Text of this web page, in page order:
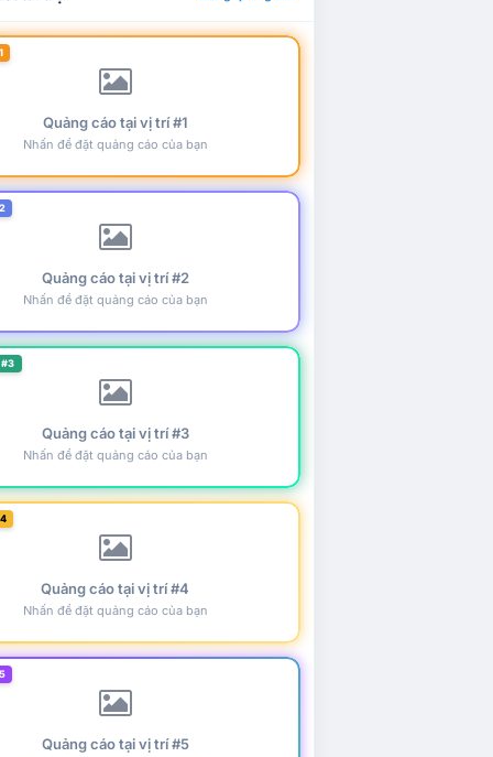
Quảng cáo tại vị trí #1
Nhấn để đặt quảng cáo của bạn
Quảng cáo tại vị trí #2
Nhấn để đặt quảng cáo của bạn
Quảng cáo tại vị trí #3
Nhấn để đặt quảng cáo của bạn
Quảng cáo tại vị trí #4
Nhấn để đặt quảng cáo của bạn
Quảng cáo tại vị trí #5